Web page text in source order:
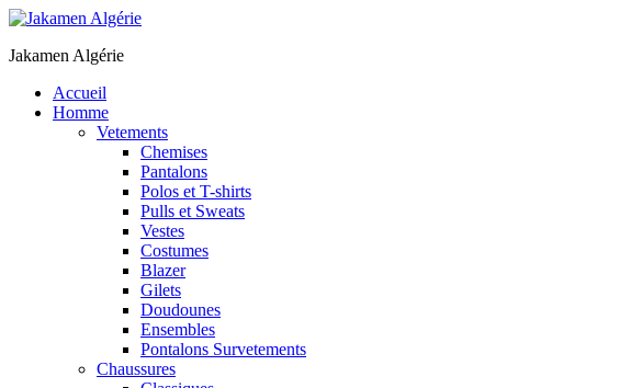
Jakamen Algérie
Accueil
Homme
Vetements
Chemises
Pantalons
Polos et T-shirts
Pulls et Sweats
Vestes
Costumes
Blazer
Gilets
Doudounes
Ensembles
Pontalons Survetements
Chaussures